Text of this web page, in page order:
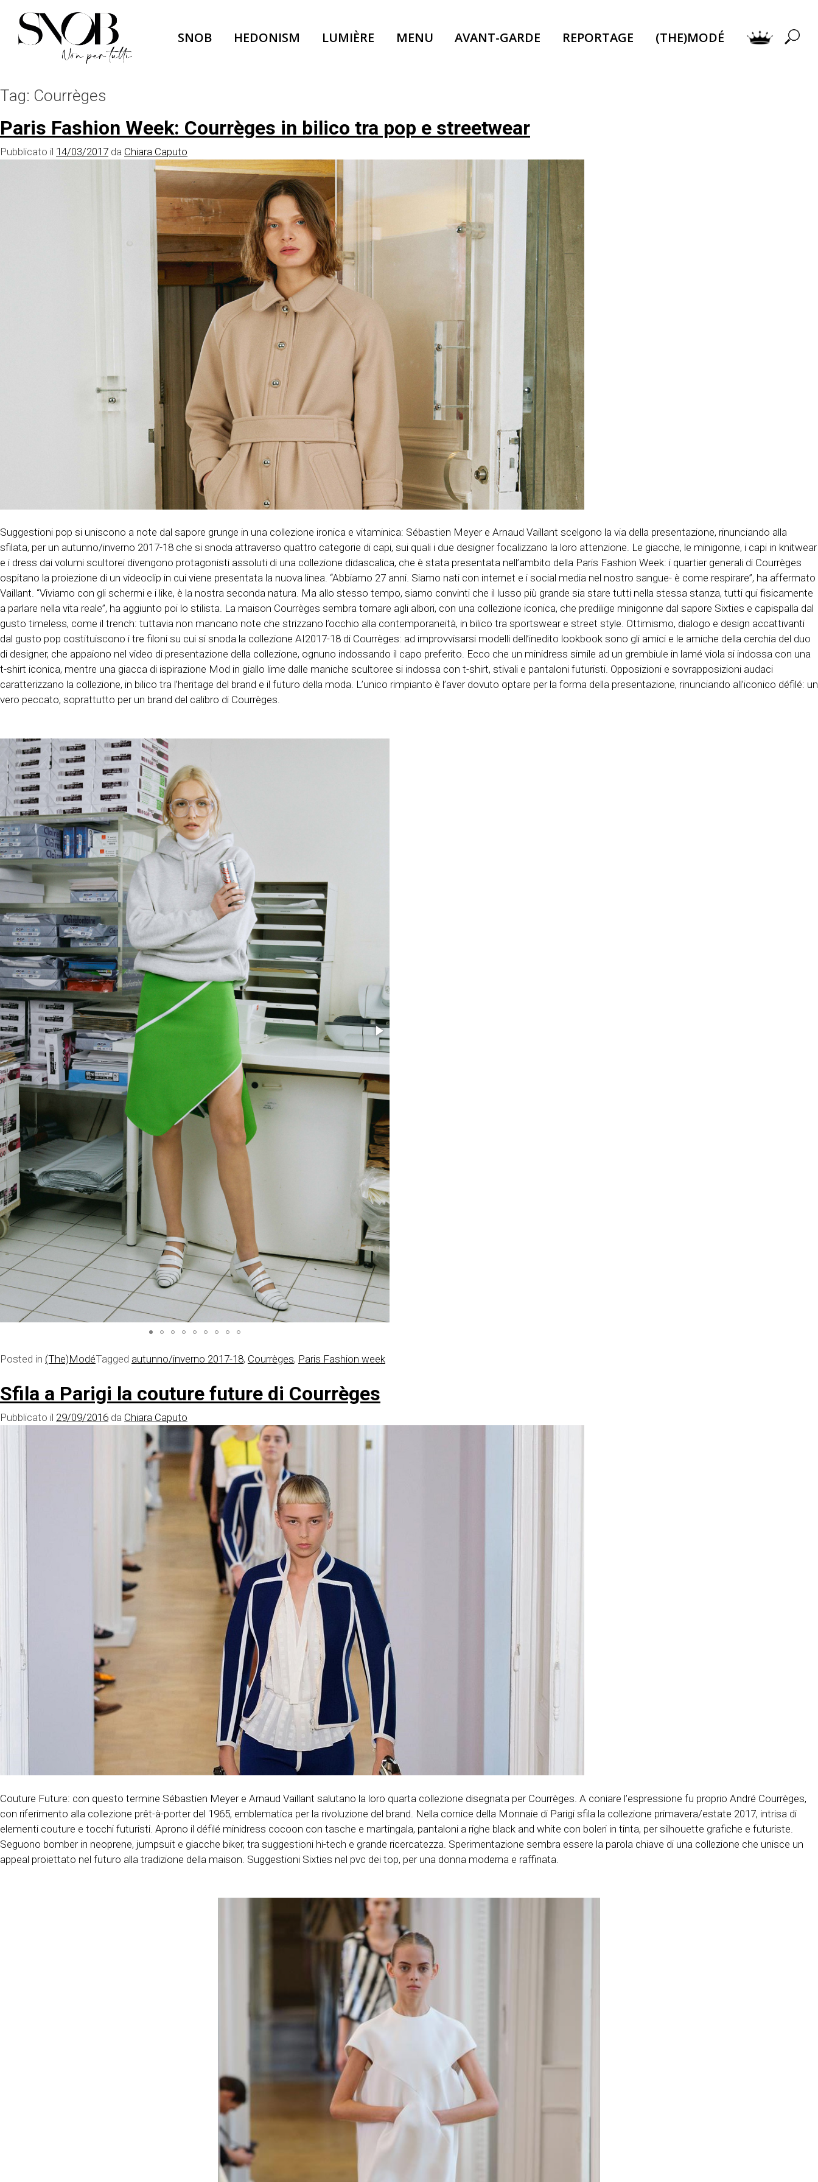
content
SNOB HEDONISM LUMIÈRE MENU AVANT-GARDE REPORTAGE (THE)MODÉ
Tag: Courrèges
Paris Fashion Week: Courrèges in bilico tra pop e streetwear
Pubblicato il 14/03/2017 da Chiara Caputo
Suggestioni pop si uniscono a note dal sapore grunge in una collezione ironica e vitaminica: Sébastien Meyer e Arnaud Vaillant scelgono la via della presentazione, rinunciando alla
sfilata, per un autunno/inverno 2017-18 che si snoda attraverso quattro categorie di capi, sui quali i due designer focalizzano la loro attenzione. Le giacche, le minigonne, i capi in knitwear
e i dress dai volumi scultorei divengono protagonisti assoluti di una collezione didascalica, che è stata presentata nell’ambito della Paris Fashion Week: i quartier generali di Courrèges
ospitano la proiezione di un videoclip in cui viene presentata la nuova linea. “Abbiamo 27 anni. Siamo nati con internet e i social media nel nostro sangue- è come respirare”, ha affermato
Vaillant. “Viviamo con gli schermi e i like, è la nostra seconda natura. Ma allo stesso tempo, siamo convinti che il lusso più grande sia stare tutti nella stessa stanza, tutti qui fisicamente
a parlare nella vita reale”, ha aggiunto poi lo stilista. La maison Courrèges sembra tornare agli albori, con una collezione iconica, che predilige minigonne dal sapore Sixties e capispalla dal
gusto timeless, come il trench: tuttavia non mancano note che strizzano l’occhio alla contemporaneità, in bilico tra sportswear e street style. Ottimismo, dialogo e design accattivanti
dal gusto pop costituiscono i tre filoni su cui si snoda la collezione AI2017-18 di Courrèges: ad improvvisarsi modelli dell’inedito lookbook sono gli amici e le amiche della cerchia del duo
di designer, che appaiono nel video di presentazione della collezione, ognuno indossando il capo preferito. Ecco che un minidress simile ad un grembiule in lamé viola si indossa con una
t-shirt iconica, mentre una giacca di ispirazione Mod in giallo lime dalle maniche scultoree si indossa con t-shirt, stivali e pantaloni futuristi. Opposizioni e sovrapposizioni audaci
caratterizzano la collezione, in bilico tra l’heritage del brand e il futuro della moda. L’unico rimpianto è l’aver dovuto optare per la forma della presentazione, rinunciando all’iconico défilé: un
vero peccato, soprattutto per un brand del calibro di Courrèges.
Posted in (The)ModéTagged autunno/inverno 2017-18, Courrèges, Paris Fashion week
Sfila a Parigi la couture future di Courrèges
Pubblicato il 29/09/2016 da Chiara Caputo
Couture Future: con questo termine Sébastien Meyer e Arnaud Vaillant salutano la loro quarta collezione disegnata per Courrèges. A coniare l’espressione fu proprio André Courrèges,
con riferimento alla collezione prêt-à-porter del 1965, emblematica per la rivoluzione del brand. Nella cornice della Monnaie di Parigi sfila la collezione primavera/estate 2017, intrisa di
elementi couture e tocchi futuristi. Aprono il défilé minidress cocoon con tasche e martingala, pantaloni a righe black and white con boleri in tinta, per silhouette grafiche e futuriste.
Seguono bomber in neoprene, jumpsuit e giacche biker, tra suggestioni hi-tech e grande ricercatezza. Sperimentazione sembra essere la parola chiave di una collezione che unisce un
appeal proiettato nel futuro alla tradizione della maison. Suggestioni Sixties nel pvc dei top, per una donna moderna e raffinata.